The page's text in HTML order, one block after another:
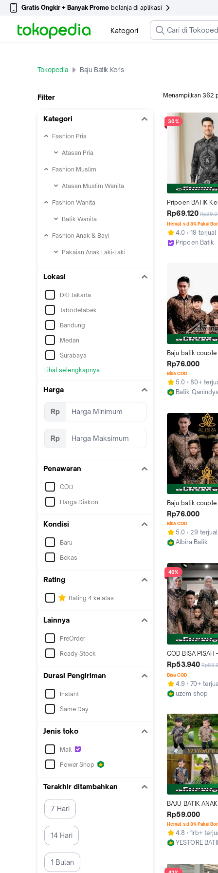
Gratis Ongkir + Banyak Promo belanja di aplikasi
Kategori
Tokopedia Baju Batik Keris
Filter
Kategori
Fashion Pria
Atasan Pria
Fashion Muslim
Atasan Muslim Wanita
Fashion Wanita
Batik Wanita
Fashion Anak & Bayi
Pakaian Anak Laki-Laki
Lokasi
DKI Jakarta
Jabodetabek
Bandung
Medan
Surabaya
Lihat selengkapnya
Harga
Rp
Rp
Penawaran
COD
Harga Diskon
Kondisi
Baru
Bekas
Rating
Rating 4 ke atas
Lainnya
PreOrder
Ready Stock
Durasi Pengiriman
Instant
Same Day
Jenis toko
Mall
Power Shop
Terakhir ditambahkan
7 Hari
14 Hari
1 Bulan
Menampilkan 362
30%
Pripoen BATIK
Pria Pekalongan -
Pria Lengan
Mawar Navy-
Murah Keris
Nyaman Pendek
Rp69.120
Hemat s.d 8% Pakai
4.0
19 terjual
Pripoen Batik
Baju batik
anak kemeja
panjang dan hem
pendek motif
COKLAT Katun
Rp76.000
Bisa COD
5.0
80+
Batik Qanindya
Baju batik
anak kemeja
panjang dan hem
pendek motif
COKLAT
Rp76.000
Bisa COD
5.0
29 terjual
Albira Batik
40%
COD BISA PISAH
COKLAT - BAJU
CUOPLE
IBU DAN ANAK
SIZE M L XL XXL
Rp53.940
Bisa COD
4.9
70+
uzem shop
BAJU BATIK
KEMEJA BATIK
LAKI MODERN
HIJAU IRONMAN
PHOENIX
TARUNG ABU
Rp59.000
Hemat s.d 8% Pakai
4.8
1rb+
YESTORE